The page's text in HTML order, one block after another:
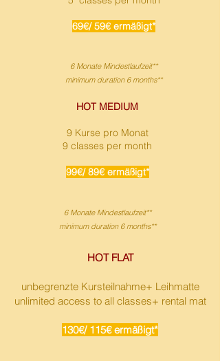
69€/ 59€ ermäßigt*
6 Monate Mindestlaufzeit**
minimum duration 6 months**
HOT MEDIUM​
9 Kurse pro Monat
9 classes per month
99€/ 89€ ermäßigt*
6 Monate Mindestlaufzeit**
minimum duration 6 months**
HOT FLAT
unbegrenzte Kursteilnahme+ Leihmatte
unlimited access to all classes+ rental mat
130€/ 115€ ermäßigt*